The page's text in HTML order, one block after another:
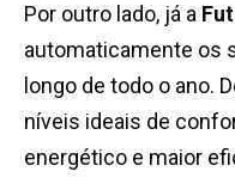
Por outro lado, já a
automaticamente os
longo de todo o ano.
níveis ideais de
energético e maior